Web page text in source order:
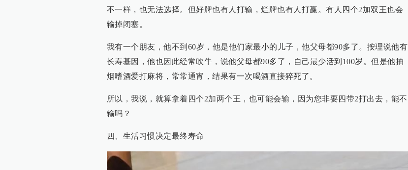
不一样，也无法选择。但好牌也有人打输，烂牌也有人打赢。有人四个2加双王也会
输掉闭塞。
我有一个朋友，他不到60岁，他是他们家最小的儿子，他父母都90多了。按理说他有
长寿基因，他也因此经常吹牛，说他父母都90多了，自己最少活到100岁。但是他抽
烟嗜酒爱打麻将，常常通宵，结果有一次喝酒直接猝死了。
所以，我说，就算拿着四个2加两个王，也可能会输，因为您非要四带2打出去，能不
输吗？
四、生活习惯决定最终寿命